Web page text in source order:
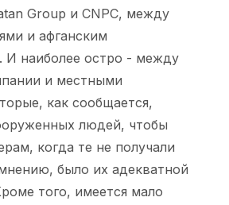
Group и CNPC, между
и афганским
И наиболее остро - между
и местными
как сообщается,
людей, чтобы
когда те не получали
было их адекватной
того, имеется мало